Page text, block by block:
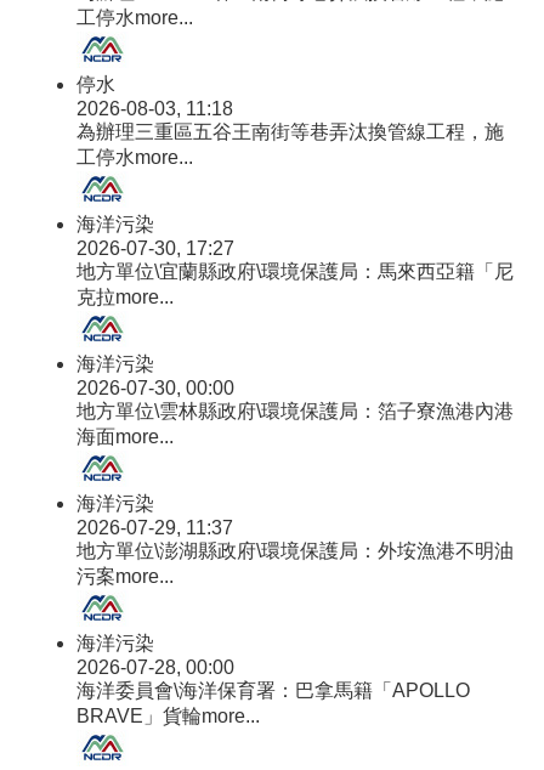
工停水more...
停水
2026-08-03, 11:18
為辦理三重區五谷王南街等巷弄汰換管線工程，施
工停水more...
海洋污染
2026-07-30, 17:27
地方單位\宜蘭縣政府\環境保護局：馬來西亞籍「尼
克拉more...
海洋污染
2026-07-30, 00:00
地方單位\雲林縣政府\環境保護局：箔子寮漁港內港
海面more...
海洋污染
2026-07-29, 11:37
地方單位\澎湖縣政府\環境保護局：外垵漁港不明油
污案more...
海洋污染
2026-07-28, 00:00
海洋委員會\海洋保育署：巴拿馬籍「APOLLO
BRAVE」貨輪more...